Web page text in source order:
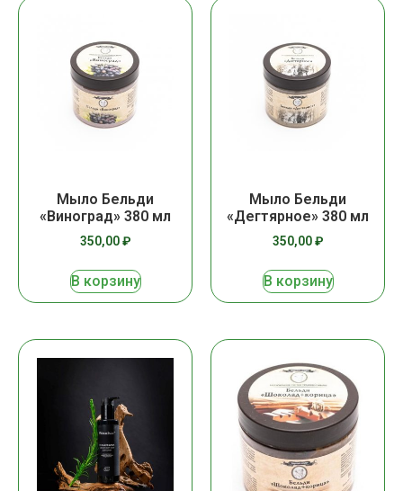
Мыло Бельди
«Виноград» 380 мл
350,00₽
В корзину
Мыло Бельди
«Дегтярное» 380 мл
350,00₽
В корзину